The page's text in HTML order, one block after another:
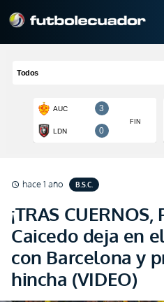
schedule hace 1 año B.S.C.
¡TRAS
Caicedo deja en
con Barcelona y
hincha (VIDEO)